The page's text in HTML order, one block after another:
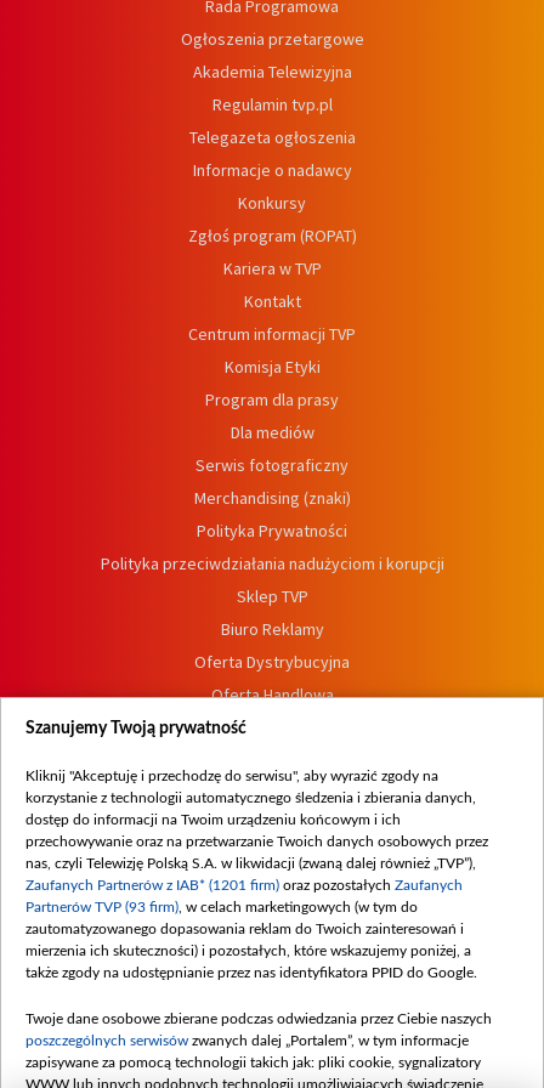
Rada Programowa
Ogłoszenia przetargowe
Akademia Telewizyjna
Regulamin tvp.pl
Telegazeta ogłoszenia
Informacje o nadawcy
Konkursy
Zgłoś program (ROPAT)
Kariera w TVP
Kontakt
Centrum informacji TVP
Komisja Etyki
Program dla prasy
Dla mediów
Serwis fotograficzny
Merchandising (znaki)
Polityka Prywatności
Polityka przeciwdziałania nadużyciom i korupcji
Sklep TVP
Biuro Reklamy
Oferta Dystrybucyjna
Oferta Handlowa
Dostępność
Procedura zgłoszeń wewnętrznych
Szanujemy Twoją prywatność
Kliknij "Akceptuję i przechodzę do serwisu", aby wyrazić zgody na
korzystanie z technologii automatycznego śledzenia i zbierania danych,
dostęp do informacji na Twoim urządzeniu końcowym i ich
przechowywanie oraz na przetwarzanie Twoich danych osobowych przez
nas, czyli Telewizję Polską S.A. w likwidacji (zwaną dalej również „TVP”),
Zaufanych Partnerów z IAB* (1201 firm) oraz pozostałych Zaufanych
Partnerów TVP (93 firm) , w celach marketingowych (w tym do
zautomatyzowanego dopasowania reklam do Twoich zainteresowań i
mierzenia ich skuteczności) i pozostałych, które wskazujemy poniżej, a
także zgody na udostępnianie przez nas identyfikatora PPID do Google.
Twoje dane osobowe zbierane podczas odwiedzania przez Ciebie naszych
poszczególnych serwisów zwanych dalej „Portalem”, w tym informacje
zapisywane za pomocą technologii takich jak: pliki cookie, sygnalizatory
WWW lub innych podobnych technologii umożliwiających świadczenie